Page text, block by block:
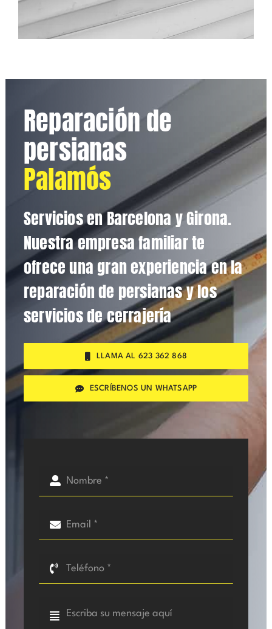
Reparación de
persianas
Palamós
Servicios en Barcelona y Girona.
Nuestra empresa familiar te
ofrece una gran experiencia en la
reparación de persianas y los
servicios de cerrajería
LLAMA AL 623 362 868
ESCRÍBENOS UN WHATSAPP